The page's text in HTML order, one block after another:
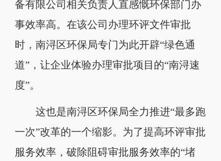
备有限公司相关负责人直感慨环保部门办
事效率高。在该公司办理环评文件审批
时，南浔区环保局专门为此开辟“绿色通
道”，让企业体验办理审批项目的“南浔速
度”。
这也是南浔区环保局全力推进“最多跑
一次”改革的一个缩影。为了提高环评审批
服务效率，破除阻碍审批服务效率的“堵